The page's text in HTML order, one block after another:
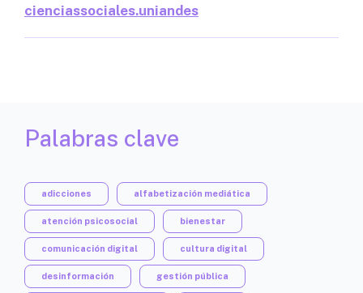
cienciassociales.uniandes
Palabras clave
adicciones alfabetización mediática
atención psicosocial bienestar
comunicación digital cultura digital
desinformación gestión pública